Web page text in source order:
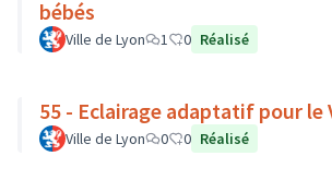
bébés
Ville de Lyon 1 0 Réalisé
55 - Eclairage adaptatif pour le
Ville de Lyon 0 0 Réalisé